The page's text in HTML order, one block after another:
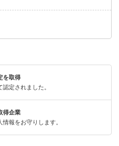
を取得
定されました。
得企業
報をお守りします。